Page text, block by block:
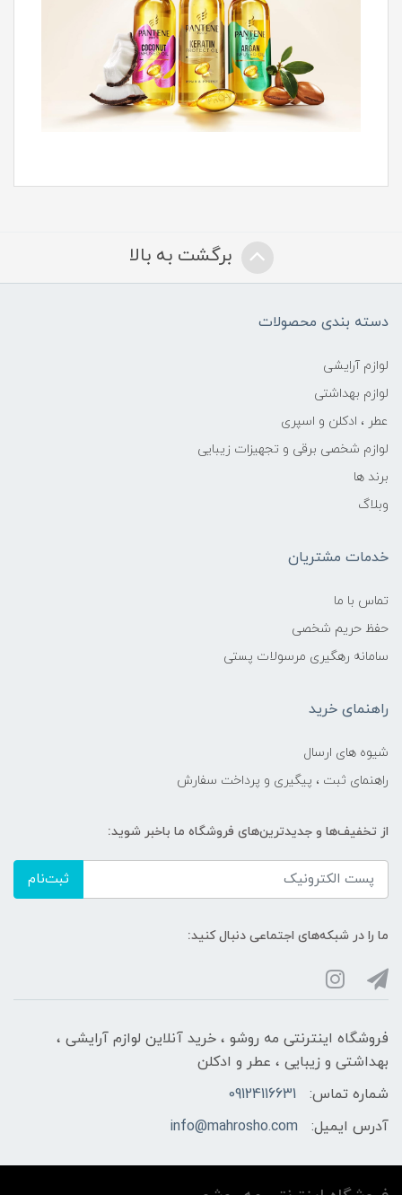
برگشت به بالا
دسته بندی محصولات
لوازم آرایشی
لوازم بهداشتی
عطر ، ادکلن و اسپری
لوازم شخصی برقی و تجهیزات زیبایی
برند ها
وبلاگ
خدمات مشتریان
تماس با ما
حفظ حریم شخصی
سامانه رهگیری مرسولات پستی
راهنمای خرید
شیوه های ارسال
راهنمای ثبت ، پیگیری و پرداخت سفارش
از تخفیف‌ها و جدیدترین‌های فروشگاه ما باخبر شوید:
ثبت‌نام
ما را در شبکه‌های اجتماعی دنبال کنید:
فروشگاه اینترنتی مه‌ رو‌شو ، خرید آنلاین لوازم آرایشی ،
بهداشتی و زیبایی ، عطر و ادکلن
شماره تماس:
09124116631
آدرس ایمیل:
info@mahrosho.com